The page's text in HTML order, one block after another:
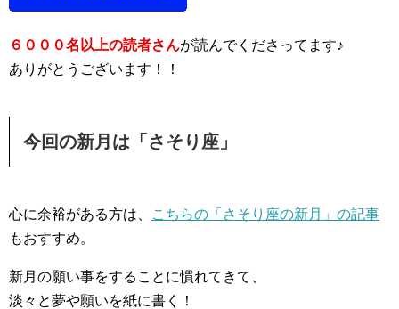
６０００名以上の読者さんが読んでくださってます♪
ありがとうございます！！
今回の新月は「さそり座」
心に余裕がある方は、
こちらの「さそり座の新月」の記事
もおすすめ。
新月の願い事をすることに慣れてきて、
淡々と夢や願いを紙に書く！